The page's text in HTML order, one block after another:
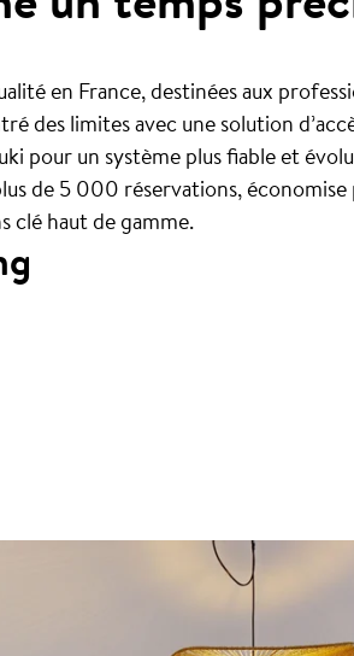
en France, destinées aux
des limites avec une solution
pour un système plus fiable et
de 5 000 réservations,
clé haut de gamme.